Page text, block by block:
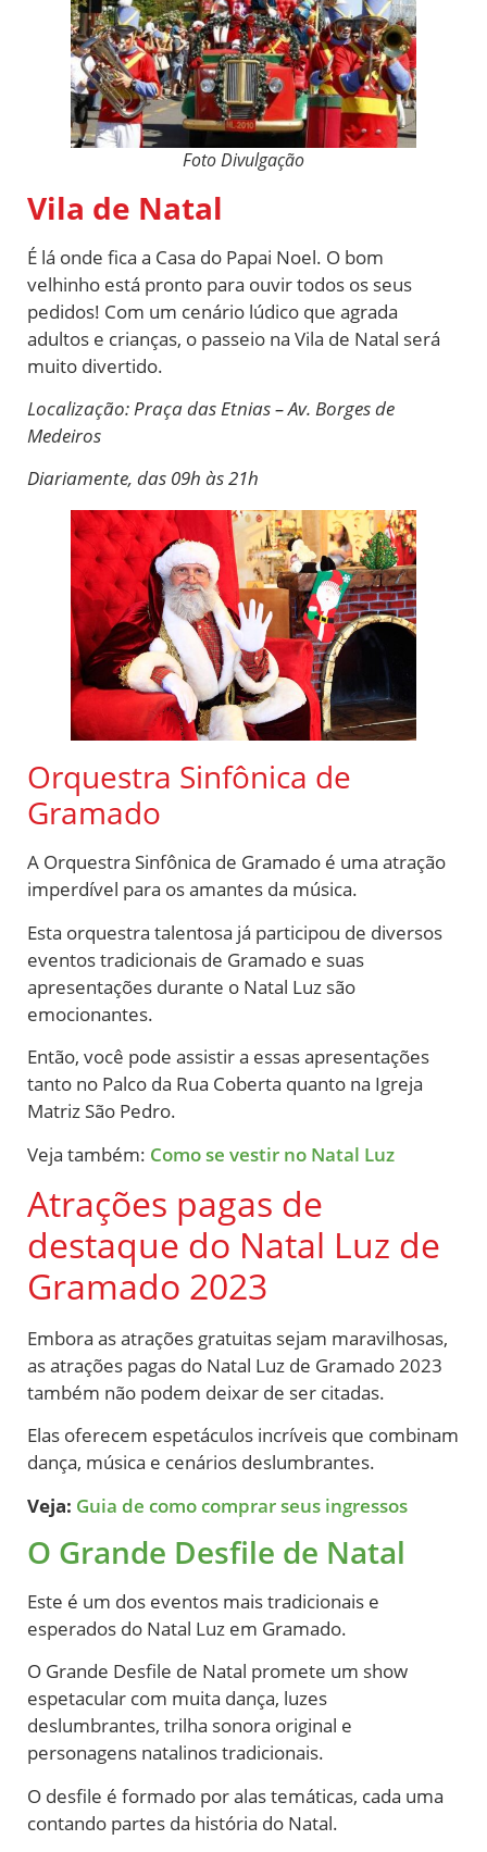
Foto Divulgação
Vila de Natal
É lá onde fica a Casa do Papai Noel. O bom
velhinho está pronto para ouvir todos os seus
pedidos! Com um cenário lúdico que agrada
adultos e crianças, o passeio na Vila de Natal será
muito divertido.
Localização: Praça das Etnias – Av. Borges de
Medeiros
Diariamente, das 09h às 21h
Orquestra Sinfônica de
Gramado
A Orquestra Sinfônica de Gramado é uma atração
imperdível para os amantes da música.
Esta orquestra talentosa já participou de diversos
eventos tradicionais de Gramado e suas
apresentações durante o Natal Luz são
emocionantes.
Então, você pode assistir a essas apresentações
tanto no Palco da Rua Coberta quanto na Igreja
Matriz São Pedro.
Veja também: Como se vestir no Natal Luz
Atrações pagas de
destaque do Natal Luz de
Gramado 2023
Embora as atrações gratuitas sejam maravilhosas,
as atrações pagas do Natal Luz de Gramado 2023
também não podem deixar de ser citadas.
Elas oferecem espetáculos incríveis que combinam
dança, música e cenários deslumbrantes.
Veja: Guia de como comprar seus ingressos
O Grande Desfile de Natal
Este é um dos eventos mais tradicionais e
esperados do Natal Luz em Gramado.
O Grande Desfile de Natal promete um show
espetacular com muita dança, luzes
deslumbrantes, trilha sonora original e
personagens natalinos tradicionais.
O desfile é formado por alas temáticas, cada uma
contando partes da história do Natal.